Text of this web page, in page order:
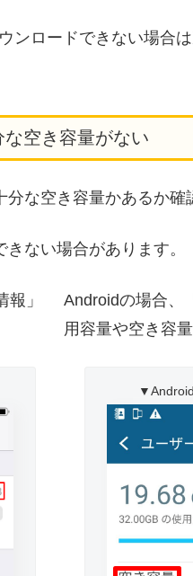
ンロードできない場合
空き容量がない
な空き容量かあるか確
ない場合があります。
」
Androidの場合、
用容量や空き容